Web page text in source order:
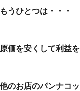
もうひとつは・・・
原価を安くして利益
他のお店のパンナコ